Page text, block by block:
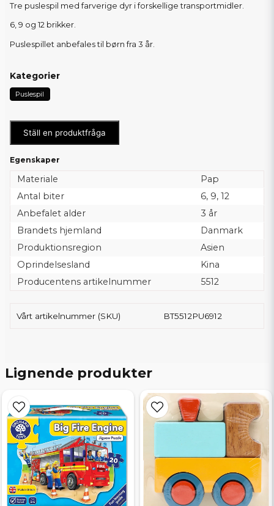
Tre puslespil med farverige dyr i forskellige transportmidler.
6, 9 og 12 brikker.
Puslespillet anbefales til børn fra 3 år.
Kategorier
Puslespil
Ställ en produktfråga
Egenskaper
Materiale
Pap
Antal biter
6, 9, 12
Anbefalet alder
3 år
Brandets hjemland
Danmark
Produktionsregion
Asien
Oprindelsesland
Kina
Producentens artikelnummer
5512
Vårt artikelnummer (SKU) BT5512PU6912
Lignende produkter